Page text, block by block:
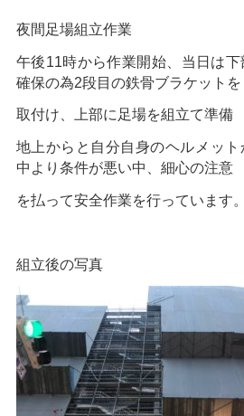
夜間足場組立作業
午後11時から作業開始、当日は
確保の為2段目の鉄骨ブラケットを
取付け、上部に足場を組立て準備
地上からと自分自身のヘルメット
中より条件が悪い中、細心の注意
を払って安全作業を行っています。
組立後の写真